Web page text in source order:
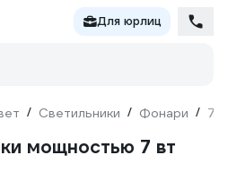
Для юрлиц
/ Светильники / Фонари / 7
мощностью 7 вт